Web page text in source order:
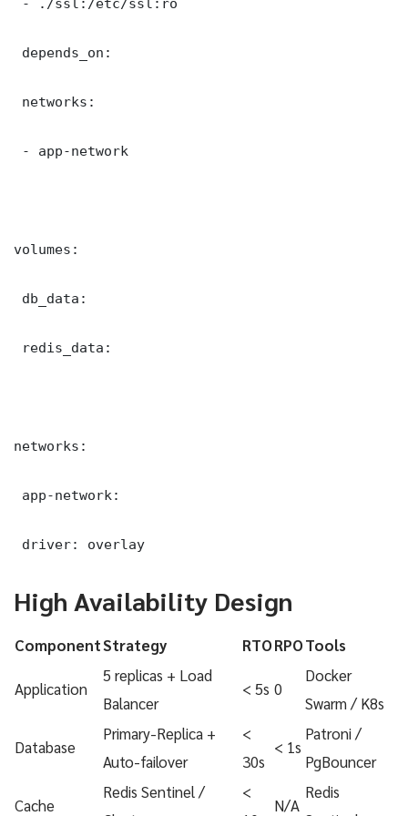
- ./ssl:/etc/ssl:ro
depends_on:
networks:
- app-network
volumes:
db_data:
redis_data:
networks:
app-network:
driver: overlay
High Availability Design
ComponentStrategy RTORPOTools
Application
5 replicas + Load
Balancer
< 5s 0
Docker
Swarm / K8s
Database
Primary-Replica +
Auto-failover
<
30s
< 1s
Patroni /
PgBouncer
Cache
Redis Sentinel /
<
N/A
Redis